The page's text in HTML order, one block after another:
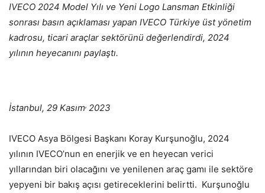
IVECO 2024 Model Yılı ve Yeni Logo Lansman Etkinliği
sonrası basın açıklaması yapan IVECO Türkiye üst yönetim
kadrosu, ticari araçlar sektörünü değerlendirdi, 2024
yılının heyecanını paylaştı.
İstanbul, 29 Kasım, 2023
IVECO Asya Bölgesi Başkanı Koray Kurşunoğlu, 2024
yılının IVECO’nun en enerjik ve en heyecan verici
yıllarından biri olacağını ve yenilenen araç gamı ile sektöre
yepyeni bir bakış açısı getireceklerini belirtti. Kurşunoğlu